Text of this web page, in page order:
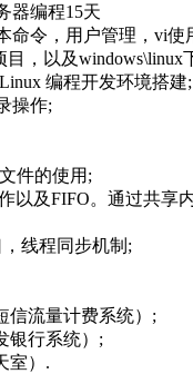
器编程15天
命令，用户管理，vi
目，以及windows\linux
编程开发环境搭建;
操作;
件的使用;
以及FIFO。通过共享
线程同步机制;
信流量计费系统）;
银行系统）;
室）.